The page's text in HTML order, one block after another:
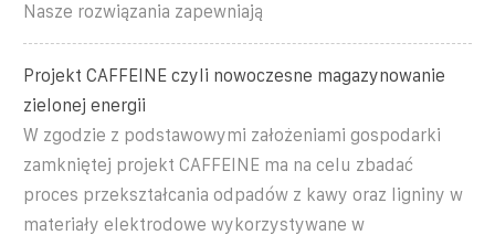
Nasze rozwiązania zapewniają
Projekt CAFFEINE czyli nowoczesne magazynowanie
zielonej energii
W zgodzie z podstawowymi założeniami gospodarki
zamkniętej projekt CAFFEINE ma na celu zbadać
proces przekształcania odpadów z kawy oraz ligniny w
materiały elektrodowe wykorzystywane w